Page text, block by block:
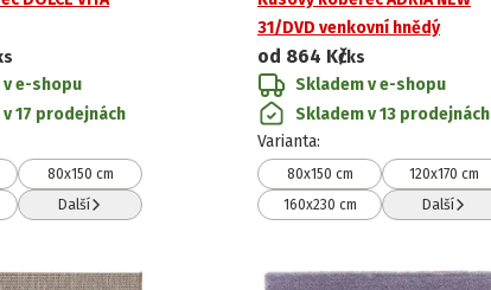
e-shopu
17 prodejnách
80x150 cm
Další
31/DVD venkovní hnědý
od 864 Kč/ks
Skladem v e-shopu
Skladem v 13 prodejnách
Varianta:
80x150 cm
120x170 cm
160x230 cm
Další